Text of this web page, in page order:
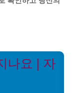
나요 | 자